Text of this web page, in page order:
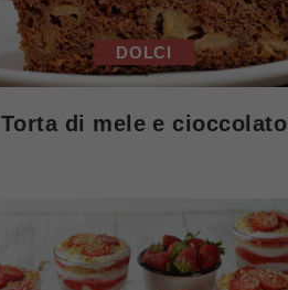
DOLCI
Torta di mele e cioccolato